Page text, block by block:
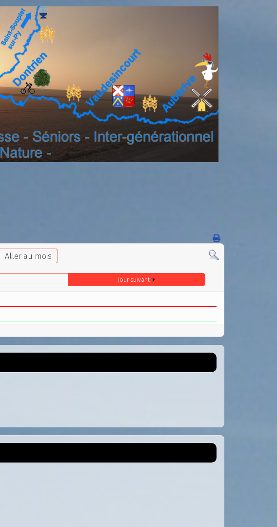
Aller au mois
Jour suivant